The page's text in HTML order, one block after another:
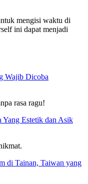
mengisi waktu di
ini dapat menjadi
Wajib Dicoba
rasa ragu!
Estetik dan Asik
di Tainan, Taiwan yang